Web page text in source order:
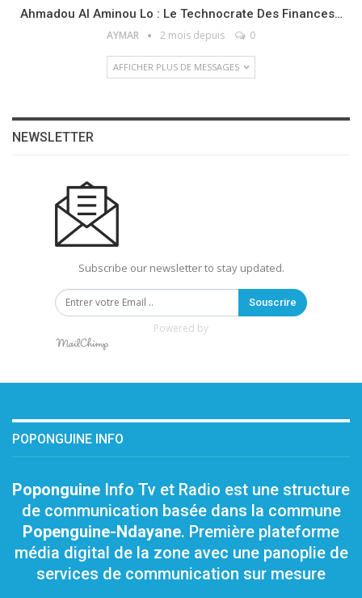
Ahmadou Al Aminou Lo : Le Technocrate Des Finances…
AYMAR 2 mois depuis 0
AFFICHER PLUS DE MESSAGES
NEWSLETTER
Subscribe our newsletter to stay updated.
Souscrire
Powered by
POPONGUINE INFO
Poponguine Info Tv et Radio est une structure
de communication basée dans la commune
Popenguine-Ndayane. Première plateforme
média digital de la zone avec une panoplie de
services de communication sur mesure